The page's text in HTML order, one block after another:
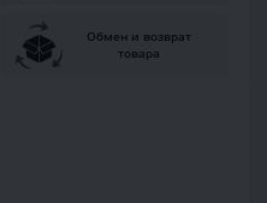
Обмен и возврат
товара